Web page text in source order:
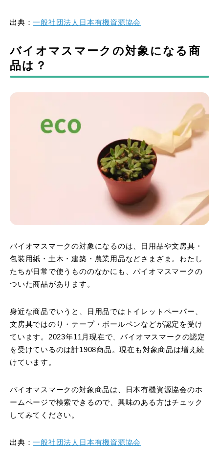
出典：一般社団法人日本有機資源協会
バイオマスマークの対象になる商
品は？
バイオマスマークの対象になるのは、日用品や文房具・
包装用紙・土木・建築・農業用品などさまざま。わたし
たちが日常で使うもののなかにも、バイオマスマークの
ついた商品があります。
身近な商品でいうと、日用品ではトイレットペーパー、
文房具ではのり・テープ・ボールペンなどが認定を受け
ています。2023年11月現在で、バイオマスマークの認定
を受けているのは計1908商品。現在も対象商品は増え続
けています。
バイオマスマークの対象商品は、日本有機資源協会のホ
ームページで検索できるので、興味のある方はチェック
してみてください。
出典：一般社団法人日本有機資源協会